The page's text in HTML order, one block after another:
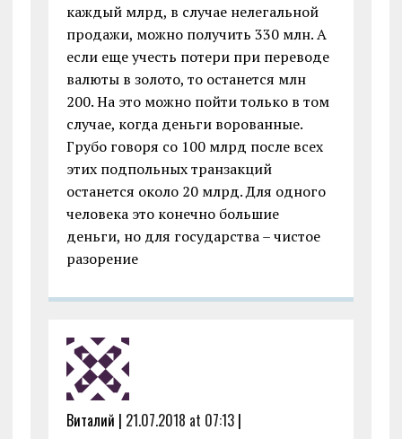
каждый млрд, в случае нелегальной
продажи, можно получить 330 млн. А
если еще учесть потери при переводе
валюты в золото, то останется млн
200. На это можно пойти только в том
случае, когда деньги ворованные.
Грубо говоря со 100 млрд после всех
этих подпольных транзакций
останется около 20 млрд. Для одного
человека это конечно большие
деньги, но для государства – чистое
разорение
Виталий | 21.07.2018 at 07:13|